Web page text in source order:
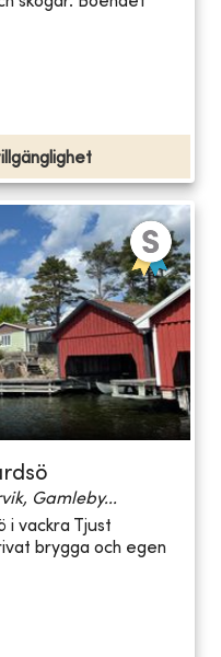
Gamleby...
i vackra Tjust
brygga och egen